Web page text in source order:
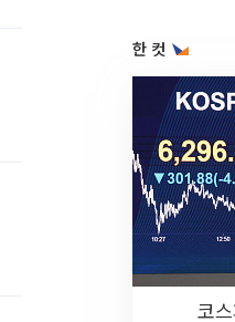
한 컷
코